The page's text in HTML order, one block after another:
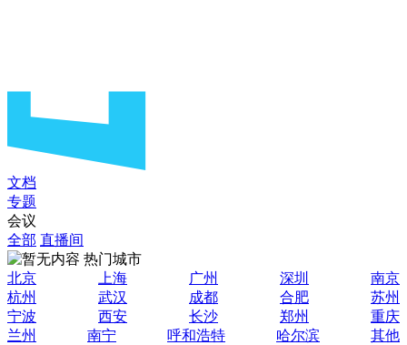
文档
专题
会议
全部 直播间
热门城市
北京
上海 广州 深圳
南京
杭州
武汉 成都 合肥
苏州
宁波
西安 长沙 郑州
重庆
兰州
南宁 呼和浩特 哈尔滨
其他